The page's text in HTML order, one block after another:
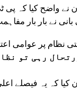
نے واضح کیا کہ پی
نے بار بار
نظام پر عوامی
کیا کہ یہ فیصلے